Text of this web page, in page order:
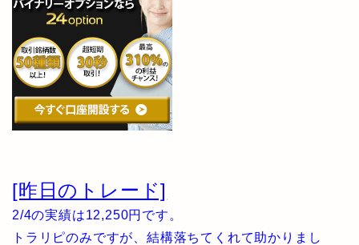
[昨日のトレード]
2/4の実績は12,250円です。
トラリピのみですが、結構落ちてくれて助かりまし